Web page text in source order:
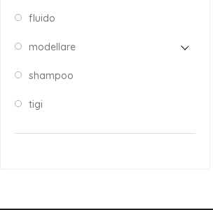
fluido
modellare
shampoo
tigi